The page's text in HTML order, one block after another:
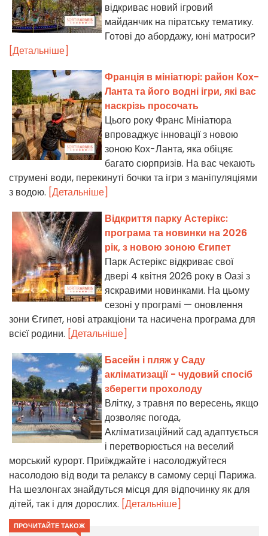
відкриває новий ігровий
майданчик на піратську тематику.
Готові до абордажу, юні матроси?
[Детальніше]
Франція в мініатюрі: район Кох-
Ланта та його водні ігри, які вас
наскрізь просочать
Цього року Франс Мініатюра
впроваджує інновації з новою
зоною Кох-Ланта, яка обіцяє
багато сюрпризів. На вас чекають
струмені води, перекинуті бочки та ігри з маніпуляціями
з водою. [Детальніше]
Відкриття парку Астерікс:
програма та новинки на 2026
рік, з новою зоною Єгипет
Парк Астерікс відкриває свої
двері 4 квітня 2026 року в Оазі з
яскравими новинками. На цьому
сезоні у програмі — оновлення
зони Єгипет, нові атракціони та насичена програма для
всієї родини. [Детальніше]
Басейн і пляж у Саду
акліматизації - чудовий спосіб
зберегти прохолоду
Влітку, з травня по вересень, якщо
дозволяє погода,
Акліматизаційний сад адаптується
і перетворюється на веселий
морський курорт. Приїжджайте і насолоджуйтеся
насолодою від води та релаксу в самому серці Парижа.
На шезлонгах знайдуться місця для відпочинку як для
дітей, так і для дорослих. [Детальніше]
ПРОЧИТАЙТЕ ТАКОЖ